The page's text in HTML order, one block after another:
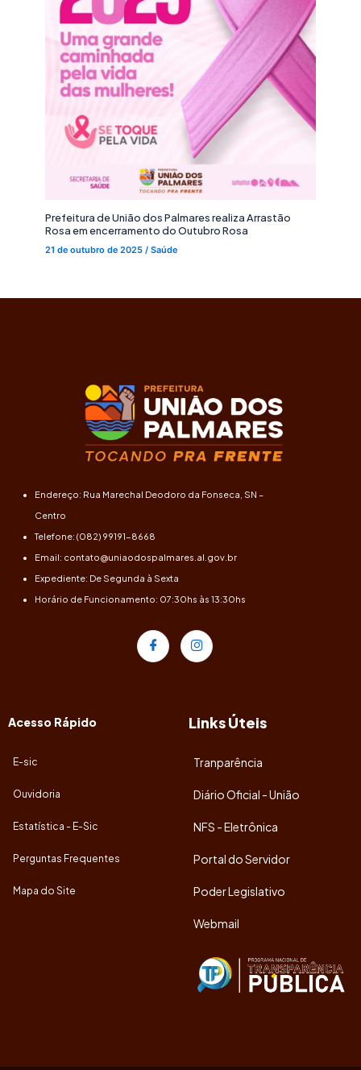
Prefeitura de União dos Palmares realiza Arrastão
Rosa em encerramento do Outubro Rosa
21 de outubro de 2025/Saúde
Endereço: Rua Marechal Deodoro da Fonseca, SN –
Centro
Telefone: (082) 99191-8668
Email: contato@uniaodospalmares.al.gov.br
Expediente: De Segunda à Sexta
Horário de Funcionamento: 07:30hs às 13:30hs
Acesso Rápido
E-sic
Ouvidoria
Estatística - E-Sic
Perguntas Frequentes
Mapa do Site
Links Úteis
Tranparência
Diário Oficial - União
NFS - Eletrônica
Portal do Servidor
Poder Legislativo
Webmail